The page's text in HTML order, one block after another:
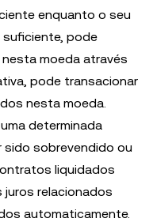
enquanto o seu
suficiente, pode
moeda através
pode transacionar
nesta moeda.
determinada
sobrevendido ou
liquidados
relacionados
automaticamente.